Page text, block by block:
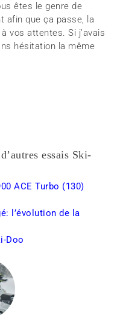
êtes le genre de
afin que ça passe, la
vos attentes. Si j’avais
hésitation la même
essais Ski-
ACE Turbo (130)
l’évolution de la
Doo